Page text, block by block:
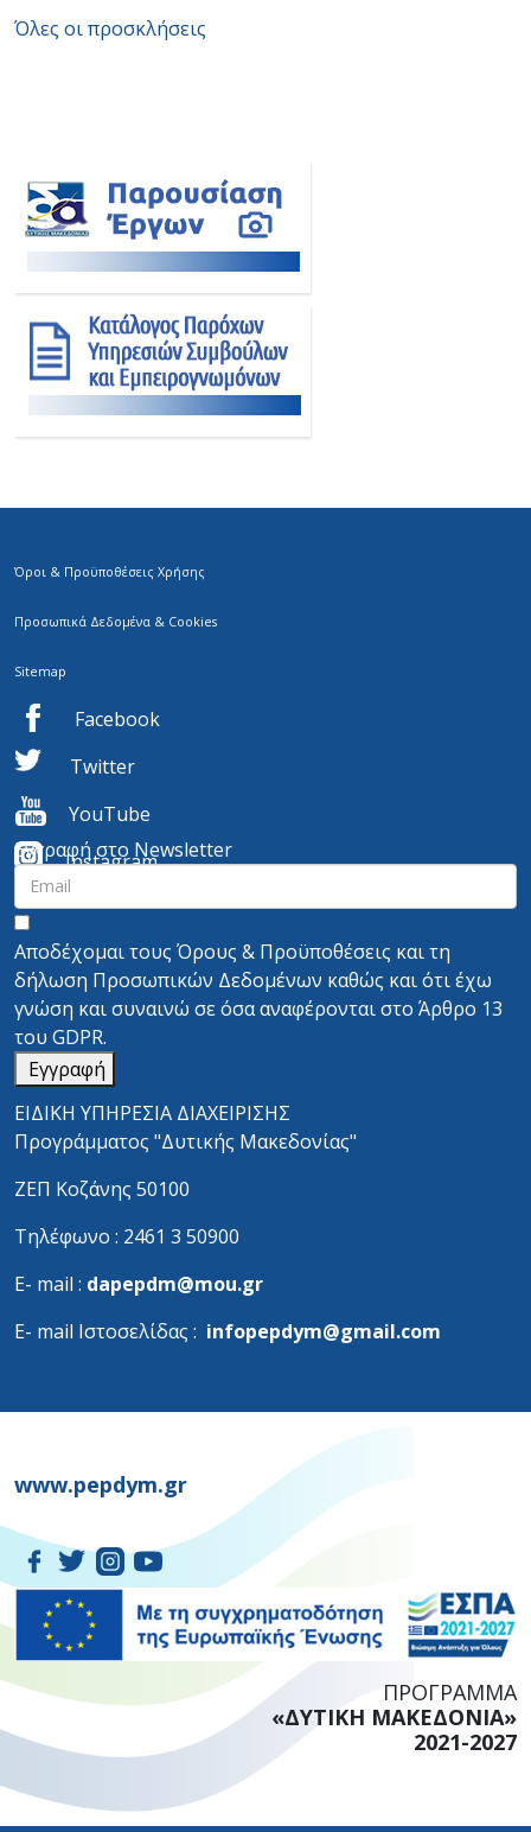
Όλες οι προσκλήσεις
Όροι & Προϋποθέσεις Χρήσης
Προσωπικά Δεδομένα & Cookies
Sitemap
Facebook
Twitter
YouTube
Instagram
Εγγραφή στο Newsletter
Αποδέχομαι τους Όρους & Προϋποθέσεις και τη
δήλωση Προσωπικών Δεδομένων καθώς και ότι έχω
γνώση και συναινώ σε όσα αναφέρονται στο Άρθρο 13
του GDPR.
Εγγραφή
ΕΙΔΙΚΗ ΥΠΗΡΕΣΙΑ ΔΙΑΧΕΙΡΙΣΗΣ
Προγράμματος "Δυτικής Μακεδονίας"
ΖΕΠ Κοζάνης 50100
Τηλέφωνο : 2461 3 50900
Ε- mail : dapepdm@mou.gr
Ε- mail Ιστοσελίδας : infopepdym@gmail.com
www.pepdym.gr
ΠΡΟΓΡΑΜΜΑ
«ΔΥΤΙΚΗ ΜΑΚΕΔΟΝΙΑ»
2021-2027